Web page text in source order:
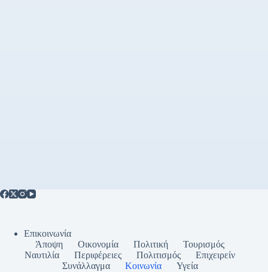
Επικοινωνία
Άποψη
Οικονομία Πολιτική
Τουρισμός
Ναυτιλία
Περιφέρειες Πολιτισμός
Επιχειρείν
Συνάλλαγμα
Κοινωνία
Υγεία